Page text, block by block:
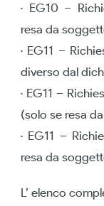
· EG10 –
resa da
· EG11 –
diverso dal
· EG11 –
(solo se resa
· EG11 –
resa da
L’ elenco